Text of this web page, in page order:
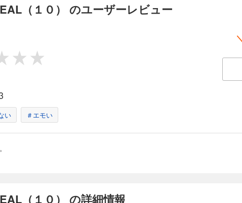
に逃げられ、情緒不安定な常連客のアネゴを心配する義之。彼女を気遣うあまり、私的
結
性が荒いイケメン・五奏（ごそう）。義之にホストとしての才能を見出されてプラチナ
で投げ出す傍若無人な態度で先輩と衝突を繰り返す。ところが隆と十吉の指導により五
ようになり義之派閥になじんでいく。これで問題解決かと思われたが……、五奏にはホ
あった！
Love REAL（１４）
讐のために翔（しょう）、ヒデ、サトシを毒牙にかけ、ついに義之（よしゆき）をタ
（１０） のユーザーレビュー
い ＃エモい
（１０） の詳細情報